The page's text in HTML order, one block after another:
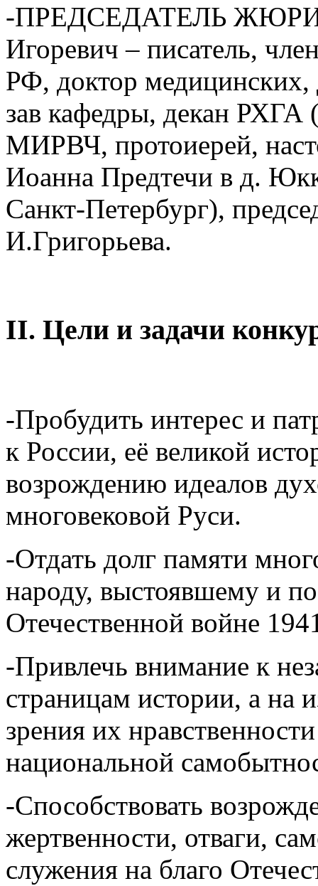
-ПРЕДСЕДАТЕЛЬ ЖЮРИ –
Игоревич – писатель,
РФ, доктор медицинских,
зав кафедры, декан РХГА
МИРВЧ, протоиерей,
Иоанна Предтечи в д.
Санкт-Петербург),
И.Григорьева.
II. Цели и задачи
-Пробудить интерес и
к России, её великой
возрождению идеалов
многовековой Руси.
-Отдать долг памяти
народу, выстоявшему и
Отечественной войне
-Привлечь внимание к
страницам истории, а на
зрения их
национальной
-Способствовать
жертвенности, отваги,
служения на благо